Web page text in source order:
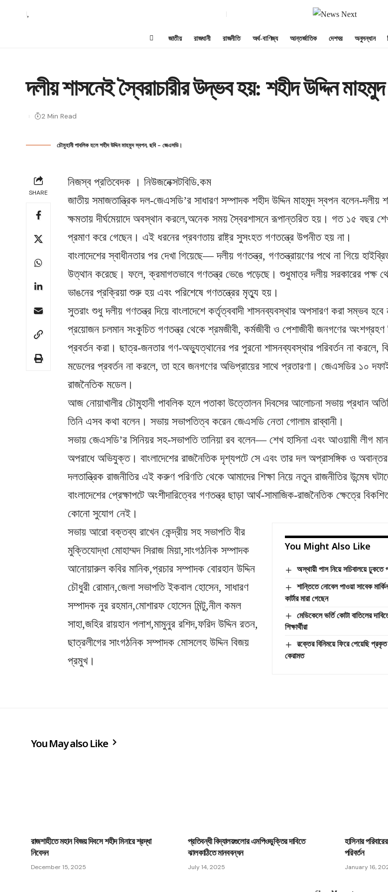
,
জাতীয় রাজধানী রাজনীতি অর্থ-বাণিজ্য আন্তর্জাতিক দেশঘর অনুসন্ধান
দলীয় শাসনেই স্বৈরাচারীর উদ্ভব হয়: শহীদ উদ্দিন
2 Min Read
চৌমুহানী পাবলিক হলে শহীদ উদ্দিন মাহমুদ স্বপন, ছবি - জেএসডি।
SHARE
নিজস্ব প্রতিবেদক । নিউজনেক্সটবিডি.কম
জাতীয় সমাজতান্ত্রিক দল-জেএসডি’র সাধারণ সম্পাদক শহীদ উদ্দিন মাহমুদ স্বপন বলেন-দলীয়
ক্ষমতায় দীর্ঘমেয়াদে অবস্থান করলে,অনেক সময় স্বৈরশাসনে রূপান্তরিত হয়। গত ১৫ বছর
প্রমাণ করে গেছেন। এই ধরনের প্রবণতায় রাষ্ট্র সুসংহত গণতন্ত্রে উপনীত হয় না।
বাংলাদেশের স্বাধীনতার পর দেখা গিয়েছে— দলীয় গণতন্ত্র, গণতন্ত্রায়ণের পথে না গিয়ে
উত্থান করেছে। ফলে, ক্রমাগতভাবে গণতন্ত্র ভেঙে পড়েছে। শুধুমাত্র দলীয় সরকারের পক্ষ
ভাঙনের প্রক্রিয়া শুরু হয় এবং পরিশেষে গণতন্ত্রের মৃত্যু হয়।
সুতরাং শুধু দলীয় গণতন্ত্র দিয়ে বাংলাদেশে কর্তৃত্ববাদী শাসনব্যবস্থার অপসারণ করা সম্ভব
প্রয়োজন চলমান সংকুচিত গণতন্ত্র থেকে শ্রমজীবী, কর্মজীবী ও পেশাজীবী জনগণের
প্রবর্তন করা। ছাত্র-জনতার গণ-অভ্যুত্থানের পর পুরনো শাসনব্যবস্থার পরিবর্তন না করলে,
মডেলের প্রবর্তন না করলে, তা হবে জনগণের অভিপ্রায়ের সাথে প্রতারণা। জেএসডির ১০
রাজনৈতিক মডেল।
আজ নোয়াখালীর চৌমুহানী পাবলিক হলে পতাকা উত্তোলন দিবসের আলোচনা সভায় প্রধান
তিনি এসব কথা বলেন। সভায় সভাপতিত্ব করেন জেএসডি নেতা গোলাম রাব্বানী।
সভায় জেএসডি’র সিনিয়র সহ-সভাপতি তানিয়া রব বলেন— শেখ হাসিনা এবং আওয়ামী লীগ
অপরাধে অভিযুক্ত। বাংলাদেশের রাজনৈতিক দৃশ্যপটে সে এবং তার দল অপ্রাসঙ্গিক ও
দলতান্ত্রিক রাজনীতির এই করুণ পরিণতি থেকে আমাদের শিক্ষা নিয়ে নতুন রাজনীতির উন্মেষ
বাংলাদেশের প্রেক্ষাপটে অংশীদারিত্বের গণতন্ত্র ছাড়া আর্থ-সামাজিক-রাজনৈতিক ক্ষেত্রে
কোনো সুযোগ নেই।
You Might Also Like
অস্থায়ী পাস নিয়ে সচিবালয়ে ঢুকতে
শান্তিতে নোবেল পাওয়া সাবেক
কার্টার মারা গেছেন
মেডিকেলে ভর্তি কোটা বাতিলের
শিক্ষার্থীরা
রক্তের বিনিময়ে ফিরে পেয়েছি
কেরামত
সভায় আরো বক্তব্য রাখেন কেন্দ্রীয় সহ সভাপতি বীর
মুক্তিযোদ্ধা মোহাম্মদ সিরাজ মিয়া,সাংগঠনিক সম্পাদক
আনোয়ারুল কবির মানিক,প্রচার সম্পাদক বোরহান উদ্দিন
চৌধুরী রোমান,জেলা সভাপতি ইকবাল হোসেন, সাধারণ
সম্পাদক নুর রহমান,মোশারফ হোসেন মিন্টু,নীল কমল
সাহা,জহির রায়হান পলাশ,মামুনুর রশিদ,ফরিদ উদ্দিন রতন,
ছাত্রলীগের সাংগঠনিক সম্পাদক মোসলেহ উদ্দিন বিজয়
প্রমুখ।
You May also Like
রাজশাহীতে মহান বিজয় দিবসে শহীদ মিনারে শ্রদ্ধা
নিবেদন
December 15, 2025
প্রতিবন্ধী বিদ্যালয়গুলোর এমপিওভুক্তির দাবিতে
ঝালকাঠিতে মানববন্ধন
July 14, 2025
হাসিনার
পরিবর্তন
January 16,